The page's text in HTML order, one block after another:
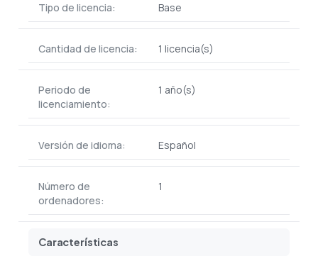
Tipo de licencia: Base
Cantidad de licencia: 1 licencia(s)
Periodo de
licenciamiento:
1 año(s)
Versión de idioma: Español
Número de
ordenadores:
1
Características